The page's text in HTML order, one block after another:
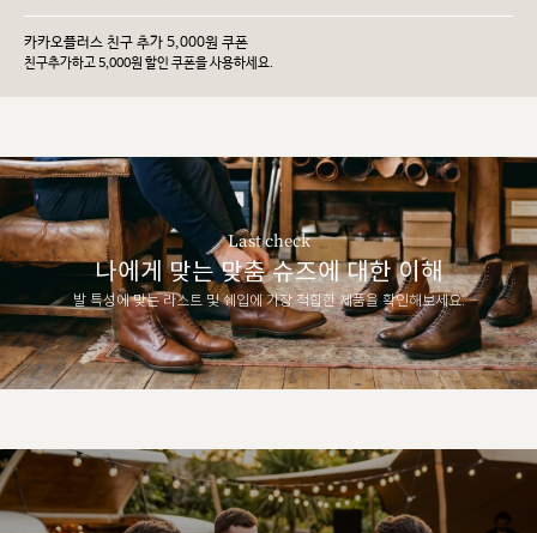
카카오플러스 친구 추가 5,000원 쿠폰
친구추가하고 5,000원 할인 쿠폰을 사용하세요.
Last check
나에게 맞는 맞춤 슈즈에 대한 이해
발 특성에 맞는 라스트 및 쉐입에 가장 적합한 제품을 확인해보세요.